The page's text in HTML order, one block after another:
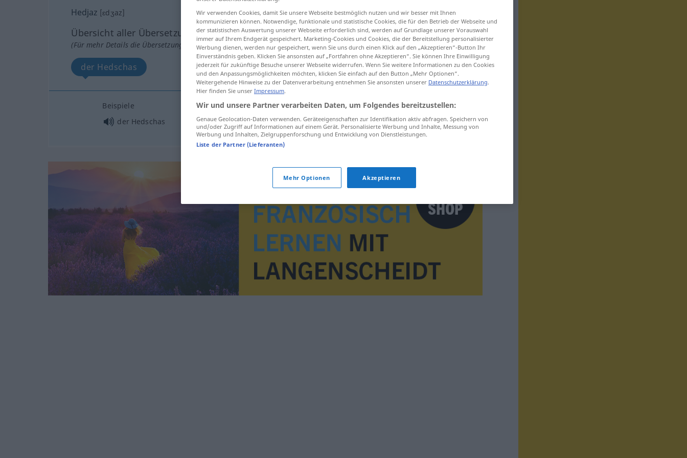
Hedjaz [ɛdʒaz]
Übersicht aller Übersetzungen
(Für mehr Details die Übersetzung anklicken/antippen)
der Hedschas
Beispiele
der Hedschas
le Hedjaz GÉOG
Wir verwenden Cookies, damit Sie unsere Webseite bestmöglich nutzen und wir besser mit Ihnen
kommunizieren können. Notwendige, funktionale und statistische Cookies, die für den Betrieb der Webseite und
der statistischen Auswertung unserer Webseite erforderlich sind, werden auf Grundlage unserer Vorauswahl
immer auf Ihrem Endgerät gespeichert. Marketing-Cookies und Cookies, die der Bereitstellung personalisierter
Werbung dienen, werden nur gespeichert, wenn Sie uns durch einen Klick auf den „Akzeptieren“-Button Ihr
Einverständnis geben. Klicken Sie ansonsten auf „Fortfahren ohne Akzeptieren“. Sie können Ihre Einwilligung
jederzeit für zukünftige Besuche unserer Webseite widerrufen. Wenn Sie weitere Informationen zu den Cookies
und den Anpassungsmöglichkeiten möchten, klicken Sie einfach auf den Button „Mehr Optionen“.
Weitergehende Hinweise zu der Datenverarbeitung entnehmen Sie ansonsten unserer Datenschutzerklärung.
Hier finden Sie unser Impressum.
Wir und unsere Partner verarbeiten Daten, um Folgendes bereitzustellen:
Genaue Geolocation-Daten verwenden. Geräteeigenschaften zur Identifikation aktiv abfragen. Speichern von
und/oder Zugriff auf Informationen auf einem Gerät. Personalisierte Werbung und Inhalte, Messung von
Werbung und Inhalten, Zielgruppenforschung und Entwicklung von Dienstleistungen.
Liste der Partner (Lieferanten)
Mehr Optionen Akzeptieren